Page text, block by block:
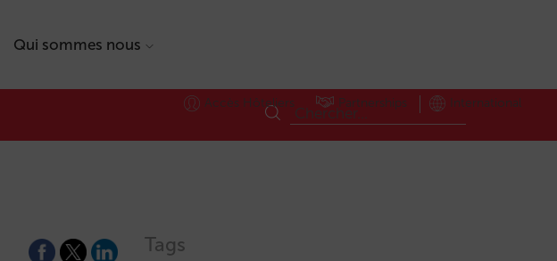
Qui sommes nous
Accès Hôteliers Partnerships International
Tags